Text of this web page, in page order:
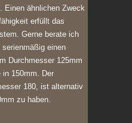
Einen ähnlichen Zweck
erfüllt das
Gerne berate ich
einen
Durchmesser 125mm
in 150mm. Der
180, ist alternativ
zu haben.